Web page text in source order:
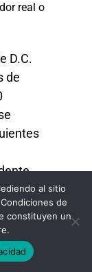
real o
D.C.
de
que
ventas
al sitio
de
constituyen un